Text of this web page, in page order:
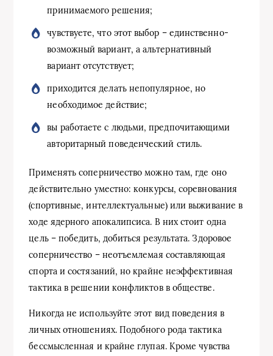
принимаемого решения;
чувствуете, что этот выбор – единственно-
возможный вариант, а альтернативный
вариант отсутствует;
приходится делать непопулярное, но
необходимое действие;
вы работаете с людьми, предпочитающими
авторитарный поведенческий стиль.
Применять соперничество можно там, где оно
действительно уместно: конкурсы, соревнования
(спортивные, интеллектуальные) или выживание в
ходе ядерного апокалипсиса. В них стоит одна
цель – победить, добиться результата. Здоровое
соперничество – неотъемлемая составляющая
спорта и состязаний, но крайне неэффективная
тактика в решении конфликтов в обществе.
Никогда не используйте этот вид поведения в
личных отношениях. Подобного рода тактика
бессмысленная и крайне глупая. Кроме чувства